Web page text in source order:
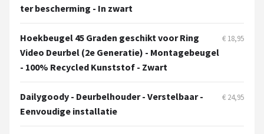
Reolink
EZVIZ
Hikvision
TP-Link
ter bescherming - In zwart
Hoekbeugel 45 Graden geschikt voor Ring
Video Deurbel (2e Generatie) - Montagebeugel
- 100% Recycled Kunststof - Zwart
€ 18,95
Dailygoody - Deurbelhouder - Verstelbaar -
Eenvoudige installatie
€ 24,95